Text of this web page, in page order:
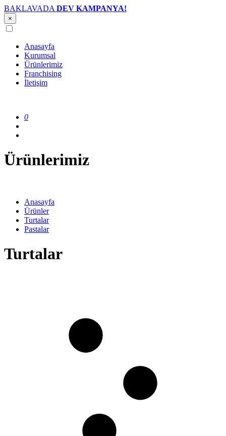
BAKLAVADA DEV KAMPANYA!
×
Anasayfa
Kurumsal
Ürünlerimiz
Franchising
İletişim
0
Ürünlerimiz
Anasayfa
Ürünler
Turtalar
Pastalar
Turtalar